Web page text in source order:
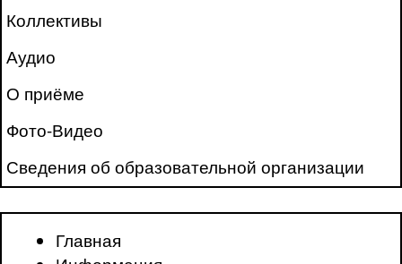
Коллективы
Аудио
О приёме
Фото-Видео
Сведения об образовательной организации
Главная